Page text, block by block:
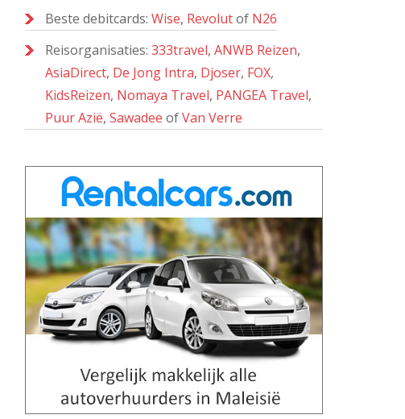
Beste debitcards: Wise, Revolutof N26
Reisorganisaties: 333travel, ANWB Reizen,
AsiaDirect, De Jong Intra, Djoser, FOX,
KidsReizen, Nomaya Travel, PANGEA Travel,
Puur Azië, Sawadee ofVan Verre